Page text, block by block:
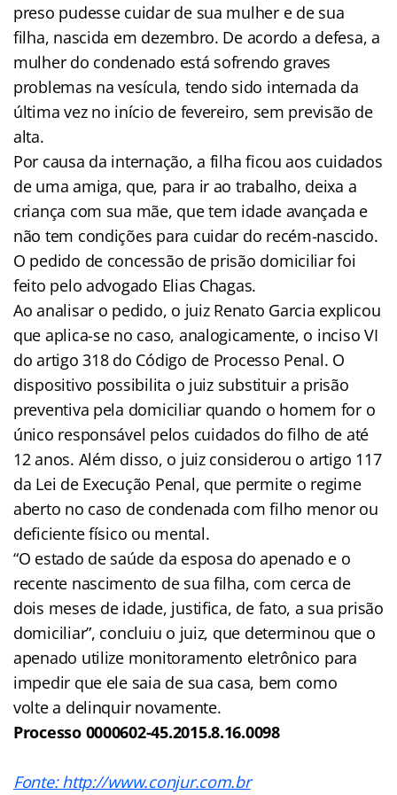
preso pudesse cuidar de sua mulher e de sua
filha, nascida em dezembro. De acordo a defesa, a
mulher do condenado está sofrendo graves
problemas na vesícula, tendo sido internada da
última vez no início de fevereiro, sem previsão de
alta.
Por causa da internação, a filha ficou aos cuidados
de uma amiga, que, para ir ao trabalho, deixa a
criança com sua mãe, que tem idade avançada e
não tem condições para cuidar do recém-nascido.
O pedido de concessão de prisão domiciliar foi
feito pelo advogado Elias Chagas.
Ao analisar o pedido, o juiz Renato Garcia explicou
que aplica-se no caso, analogicamente, o inciso VI
do artigo 318 do Código de Processo Penal. O
dispositivo possibilita o juiz substituir a prisão
preventiva pela domiciliar quando o homem for o
único responsável pelos cuidados do filho de até
12 anos. Além disso, o juiz considerou o artigo 117
da Lei de Execução Penal, que permite o regime
aberto no caso de condenada com filho menor ou
deficiente físico ou mental.
“O estado de saúde da esposa do apenado e o
recente nascimento de sua filha, com cerca de
dois meses de idade, justifica, de fato, a sua prisão
domiciliar”, concluiu o juiz, que determinou que o
apenado utilize monitoramento eletrônico para
impedir que ele saia de sua casa, bem como
volte a delinquir novamente.
Processo 0000602-45.2015.8.16.0098
Fonte: http://www.conjur.com.br